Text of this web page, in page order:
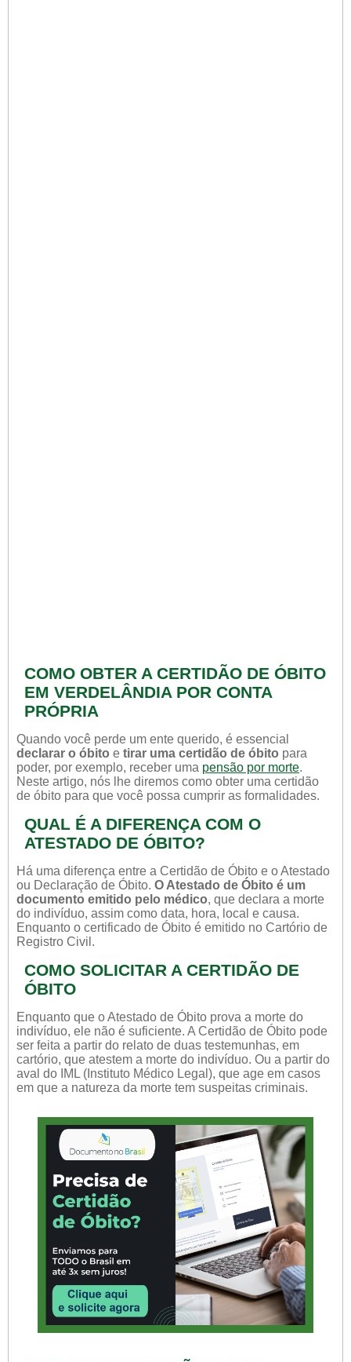
COMO OBTER A CERTIDÃO DE ÓBITO
EM VERDELÂNDIA POR CONTA
PRÓPRIA
Quando você perde um ente querido, é essencial
declarar o óbito e tirar uma certidão de óbito para
poder, por exemplo, receber uma pensão por morte.
Neste artigo, nós lhe diremos como obter uma certidão
de óbito para que você possa cumprir as formalidades.
QUAL É A DIFERENÇA COM O
ATESTADO DE ÓBITO?
Há uma diferença entre a Certidão de Óbito e o Atestado
ou Declaração de Óbito. O Atestado de Óbito é um
documento emitido pelo médico, que declara a morte
do indivíduo, assim como data, hora, local e causa.
Enquanto o certificado de Óbito é emitido no Cartório de
Registro Civil.
COMO SOLICITAR A CERTIDÃO DE
ÓBITO
Enquanto que o Atestado de Óbito prova a morte do
indivíduo, ele não é suficiente. A Certidão de Óbito pode
ser feita a partir do relato de duas testemunhas, em
cartório, que atestem a morte do indivíduo. Ou a partir do
aval do IML (Instituto Médico Legal), que age em casos
em que a natureza da morte tem suspeitas criminais.